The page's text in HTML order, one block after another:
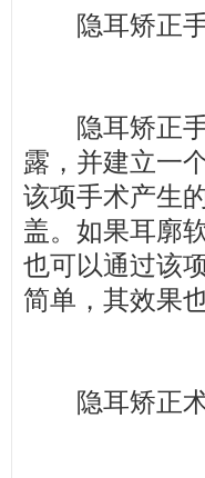
隐耳矫正手
隐耳矫正手
露，并建立一
该项手术产生
盖。如果耳廓
也可以通过该
简单，其效果
隐耳矫正术